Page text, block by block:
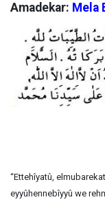
Amadekar: Mela
“Ettehîyatû,
eyyûhennebîyyû we